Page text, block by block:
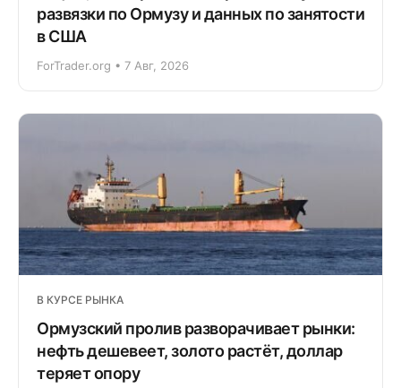
развязки по Ормузу и данных по занятости
в США
ForTrader.org • 7 Авг, 2026
В КУРСЕ РЫНКА
Ормузский пролив разворачивает рынки:
нефть дешевеет, золото растёт, доллар
теряет опору